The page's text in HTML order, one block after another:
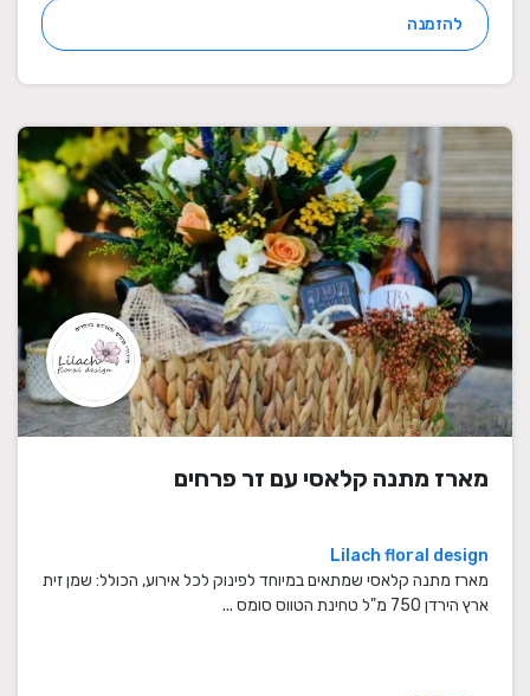
להזמנה
מארז מתנה קלאסי עם זר פרחים
Lilach floral design
מארז מתנה קלאסי שמתאים במיוחד לפינוק לכל אירוע, הכולל: שמן זית
ארץ הירדן 750 מ"ל טחינת הטווס סומס ...